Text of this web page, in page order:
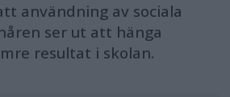
användning av sociala
ser ut att hänga
resultat i skolan.